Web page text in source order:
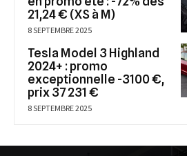
21,24 € (XS à M)
8 SEPTEMBRE 2025
Tesla Model 3 Highland
2024+ : promo
exceptionnelle -3100 €,
prix 37 231 €
8 SEPTEMBRE 2025